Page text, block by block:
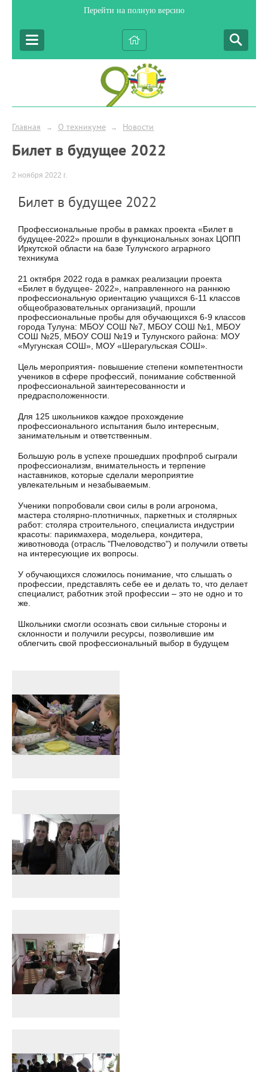
Перейти на полную версию
Главная → О техникуме → Новости
Билет в будущее 2022
2 ноября 2022 г.
Билет в будущее 2022
Профессиональные пробы в рамках проекта «Билет в
будущее-2022» прошли в функциональных зонах ЦОПП
Иркутской области на базе Тулунского аграрного
техникума
21 октября 2022 года в рамках реализации проекта
«Билет в будущее- 2022», направленного на раннюю
профессиональную ориентацию учащихся 6-11 классов
общеобразовательных организаций, прошли
профессиональные пробы для обучающихся 6-9 классов
города Тулуна: МБОУ СОШ №7, МБОУ СОШ №1, МБОУ
СОШ №25, МБОУ СОШ №19 и Тулунского района: МОУ
«Мугунская СОШ», МОУ «Шерагульская СОШ».
Цель мероприятия- повышение степени компетентности
учеников в сфере профессий, понимание собственной
профессиональной заинтересованности и
предрасположенности.
Для 125 школьников каждое прохождение
профессионального испытания было интересным,
занимательным и ответственным.
Большую роль в успехе прошедших профпроб сыграли
профессионализм, внимательность и терпение
наставников, которые сделали мероприятие
увлекательным и незабываемым.
Ученики попробовали свои силы в роли агронома,
мастера столярно-плотничных, паркетных и столярных
работ: столяра строительного, специалиста индустрии
красоты: парикмахера, модельера, кондитера,
животновода (отрасль "Пчеловодство") и получили ответы
на интересующие их вопросы.
У обучающихся сложилось понимание, что слышать о
профессии, представлять себе ее и делать то, что делает
специалист, работник этой профессии – это не одно и то
же.
Школьники смогли осознать свои сильные стороны и
склонности и получили ресурсы, позволившие им
облегчить свой профессиональный выбор в будущем